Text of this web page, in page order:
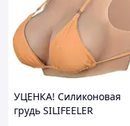
УЦЕНКА! Силиконовая
грудь SILIFEELER